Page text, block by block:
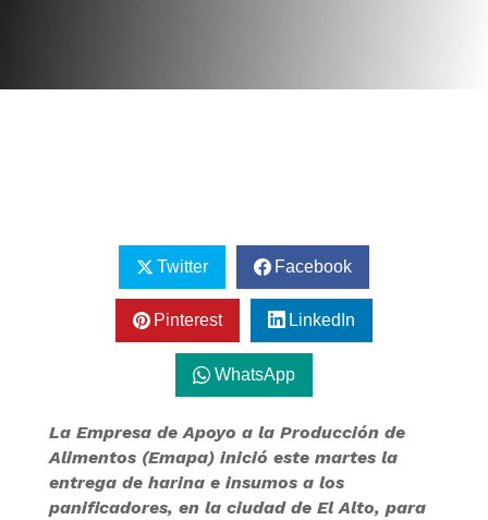
Twitter Facebook
Pinterest LinkedIn
WhatsApp
La Empresa de Apoyo a la Producción de
Alimentos (Emapa) inició este martes la
entrega de harina e insumos a los
panificadores, en la ciudad de El Alto, para